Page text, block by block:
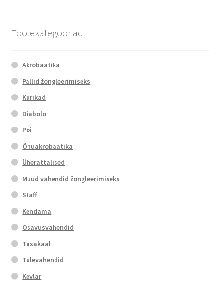
Tootekategooriad
Akrobaatika
Pallid žongleerimiseks
Kurikad
Diabolo
Poi
Õhuakrobaatika
Üherattalised
Muud vahendid žongleerimiseks
Staff
Kendama
Osavusvahendid
Tasakaal
Tulevahendid
Kevlar